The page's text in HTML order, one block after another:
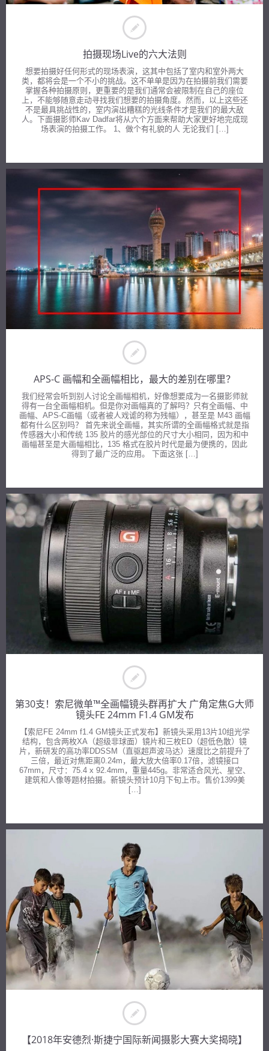
拍摄现场Live的六大法则
想要拍摄好任何形式的现场表演，这其中包括了室内和室外两大
类，都将会是一个不小的挑战。这不单单是因为在拍摄前我们需要
掌握各种拍摄原则，更重要的是我们通常会被限制在自己的座位
上，不能够随意走动寻找我们想要的拍摄角度。然而，以上这些还
不是最具挑战性的，室内演出糟糕的光线条件才是我们的最大敌
人。下面摄影师Kav Dadfar将从六个方面来帮助大家更好地完成现
场表演的拍摄工作。 1、做个有礼貌的人 无论我们 […]
APS-C 画幅和全画幅相比，最大的差别在哪里？
我们经常会听到别人讨论全画幅相机，好像想要成为一名摄影师就
得有一台全画幅相机。但是你对画幅真的了解吗？只有全画幅、中
画幅、APS-C画幅（或者被人戏谑的称为残幅），甚至是 M43 画幅
都有什么区别吗？ 首先来说全画幅，其实所谓的全画幅格式就是指
传感器大小和传统 135 胶片的感光部位的尺寸大小相同，因为和中
画幅甚至是大画幅相比，135 格式在胶片时代是最为便携的，因此
得到了最广泛的应用。 下面这张 […]
第30支！索尼微单™全画幅镜头群再扩大 广角定焦G大师
镜头FE 24mm F1.4 GM发布
【索尼FE 24mm f1.4 GM镜头正式发布】新镜头采用13片10组光学
结构，包含两枚XA（超级非球面）镜片和三枚ED（超低色散）镜
片，新研发的高功率DDSSM（直驱超声波马达）速度比之前提升了
三倍，最近对焦距离0.24m，最大放大倍率0.17倍，滤镜接口
67mm，尺寸：75.4 x 92.4mm，重量445g。非常适合风光、星空、
建筑和人像等题材拍摄。新镜头预计10月下旬上市。售价1399美
[…]
【2018年安德烈·斯捷宁国际新闻摄影大赛大奖揭晓】